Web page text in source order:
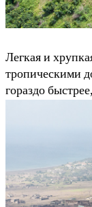
Легкая и
тропическими
гораздо